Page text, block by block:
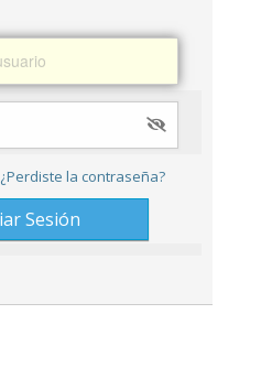
¿Perdiste la contraseña?